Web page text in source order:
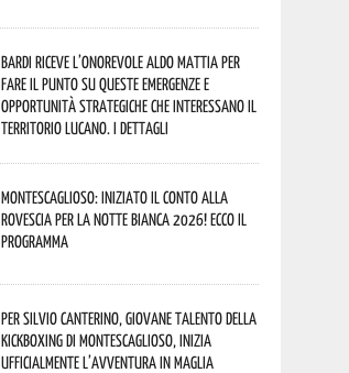
Bardi riceve l’onorevole Aldo Mattia per
fare il punto su queste emergenze e
opportunità strategiche che interessano il
territorio lucano. I dettagli
Montescaglioso: iniziato il conto alla
rovescia per la Notte Bianca 2026! Ecco il
programma
Per Silvio Canterino, giovane talento della
kickboxing di Montescaglioso, inizia
ufficialmente l’avventura in maglia